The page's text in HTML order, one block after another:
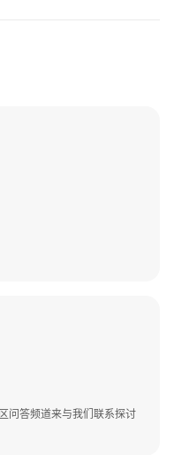
问答频道来与我们联系探讨